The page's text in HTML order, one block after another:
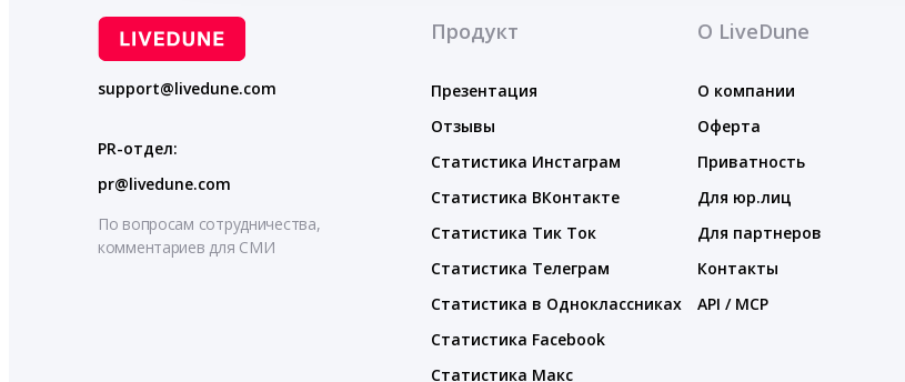
support@livedune.com
PR-отдел:
pr@livedune.com
По вопросам сотрудничества,
комментариев для СМИ
Продукт
Презентация
Отзывы
Статистика Инстаграм
Статистика ВКонтакте
Статистика Тик Ток
Статистика Телеграм
Статистика в Одноклассниках
Статистика Facebook
Статистика Макс
О LiveDune
О компании
Оферта
Приватность
Для юр.лиц
Для партнеров
Контакты
API / MCP